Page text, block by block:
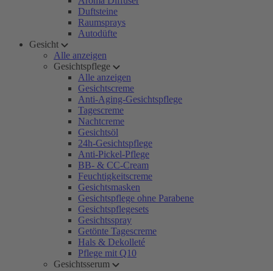
Duftsteine
Raumsprays
Autodüfte
Gesicht
Alle anzeigen
Gesichtspflege
Alle anzeigen
Gesichtscreme
Anti-Aging-Gesichtspflege
Tagescreme
Nachtcreme
Gesichtsöl
24h-Gesichtspflege
Anti-Pickel-Pflege
BB- & CC-Cream
Feuchtigkeitscreme
Gesichtsmasken
Gesichtspflege ohne Parabene
Gesichtspflegesets
Gesichtsspray
Getönte Tagescreme
Hals & Dekolleté
Pflege mit Q10
Gesichtsserum